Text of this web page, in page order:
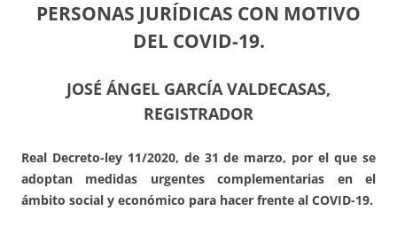
PERSONAS JURÍDICAS CON MOTIVO
DEL COVID-19.
JOSÉ ÁNGEL GARCÍA VALDECASAS,
REGISTRADOR
Real Decreto-ley 11/2020, de 31 de marzo, por el que se
adoptan medidas urgentes complementarias en el
ámbito social y económico para hacer frente al COVID-19.